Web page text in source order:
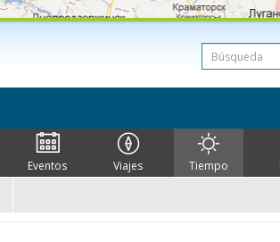
Eventos Viajes Tiempo